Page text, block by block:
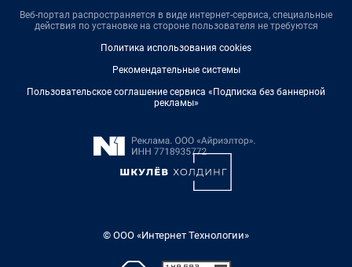
Веб-портал распространяется в виде интернет-сервиса, специальные
действия по установке на стороне пользователя не требуются
Политика использования cookies
Рекомендательные системы
Пользовательское соглашение сервиса «Подписка без баннерной
рекламы»
© ООО «Интернет Технологии»